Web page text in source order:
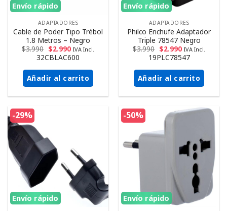
Envío rápido
ADAPTADORES
Cable de Poder Tipo Trébol
1.8 Metros – Negro
$3.990 $2.990 IVA Incl.
32CBLAC600
Añadir al carrito
Envío rápido
ADAPTADORES
Philco Enchufe Adaptador
Triple 78547 Negro
$3.990 $2.990 IVA Incl.
19PLC78547
Añadir al carrito
-29%
Envío rápido
-50%
Envío rápido